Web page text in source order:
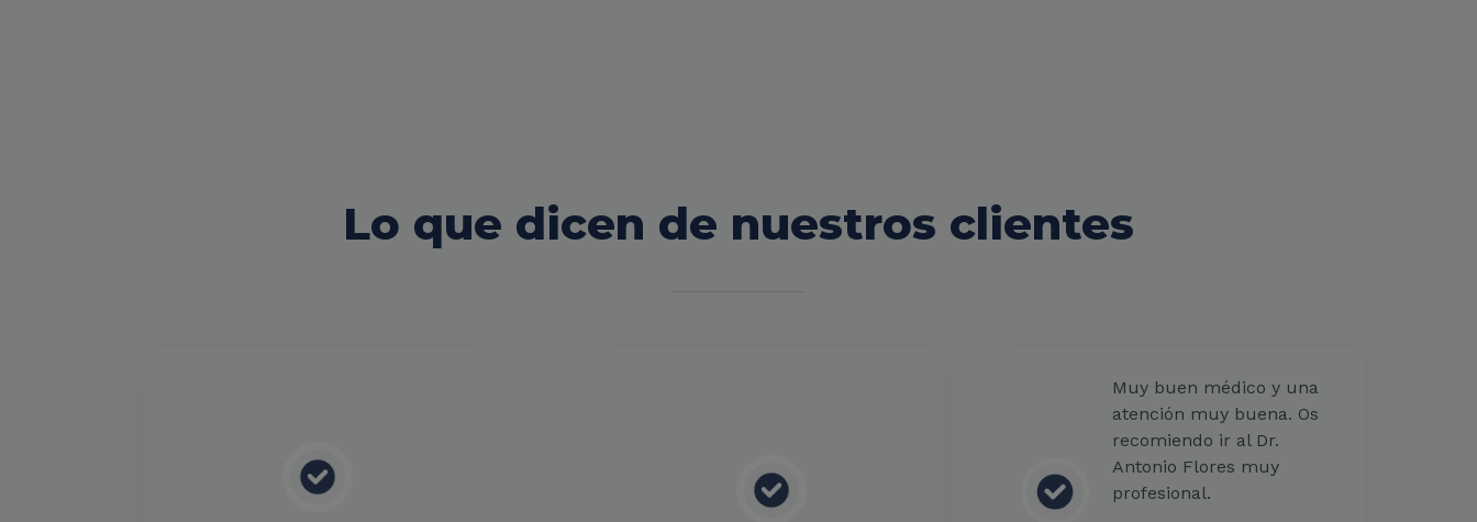
Lo que dicen de nuestros clientes
Muy buen médico y una
atención muy buena. Os
recomiendo ir al Dr.
Antonio Flores muy
profesional.